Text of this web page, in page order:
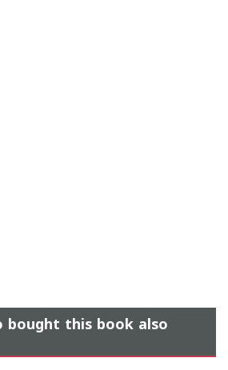
bought this book also